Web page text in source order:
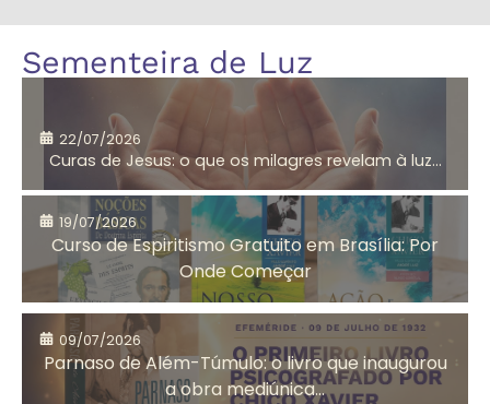
Amor
segundo
Aniversário do
CEMA
Antigo
Testamento
Arrependimento
Artesanato
Solidário
Sementeira de Luz
22/07/2026
Curas de Jesus: o que os milagres revelam à luz...
19/07/2026
Curso de Espiritismo Gratuito em Brasília: Por
Onde Começar
09/07/2026
Parnaso de Além-Túmulo: o livro que inaugurou
a obra mediúnica...